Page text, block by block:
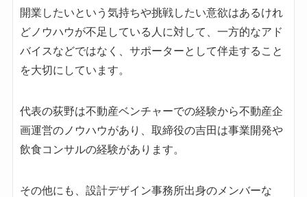
開業したいという気持ちや挑戦したい意欲はあるけれ
どノウハウが不足している人に対して、一方的なアド
バイスなどではなく、サポーターとして伴走すること
を大切にしています。
代表の荻野は不動産ベンチャーでの経験から不動産企
画運営のノウハウがあり、取締役の吉田は事業開発や
飲食コンサルの経験があります。
その他にも、設計デザイン事務所出身のメンバーな